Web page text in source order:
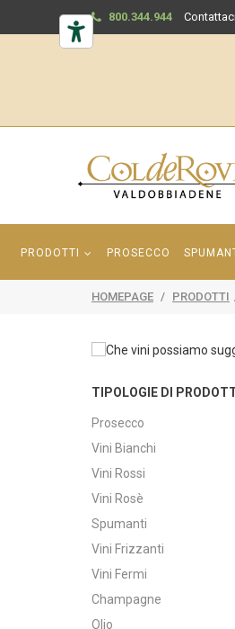
800.344.944
PRODOTTI PROSECCO
HOMEPAGE / PRODOTTI
TIPOLOGIE DI
Prosecco
Vini Bianchi
Vini Rossi
Vini Rosè
Spumanti
Vini Frizzanti
Vini Fermi
Champagne
Olio